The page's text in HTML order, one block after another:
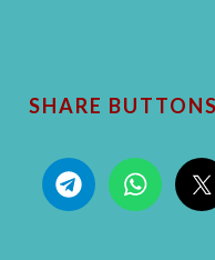
SHARE BUTTONS